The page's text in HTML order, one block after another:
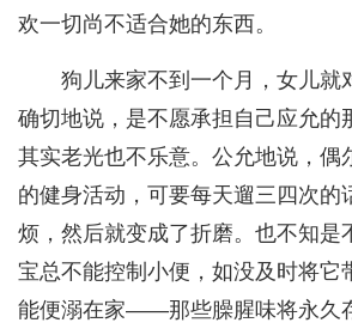
欢一切尚不适合她的东西。
狗儿来家不到一个月，女儿就
确切地说，是不愿承担自己应允的
其实老光也不乐意。公允地说，偶
的健身活动，可要每天遛三四次的
烦，然后就变成了折磨。也不知是
宝总不能控制小便，如没及时将它
能便溺在家——那些臊腥味将永久